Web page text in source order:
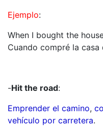
Ejemplo:
When I bought the
Cuando compré la casa
-Hit the road:
Emprender el camino,
vehículo por carretera.